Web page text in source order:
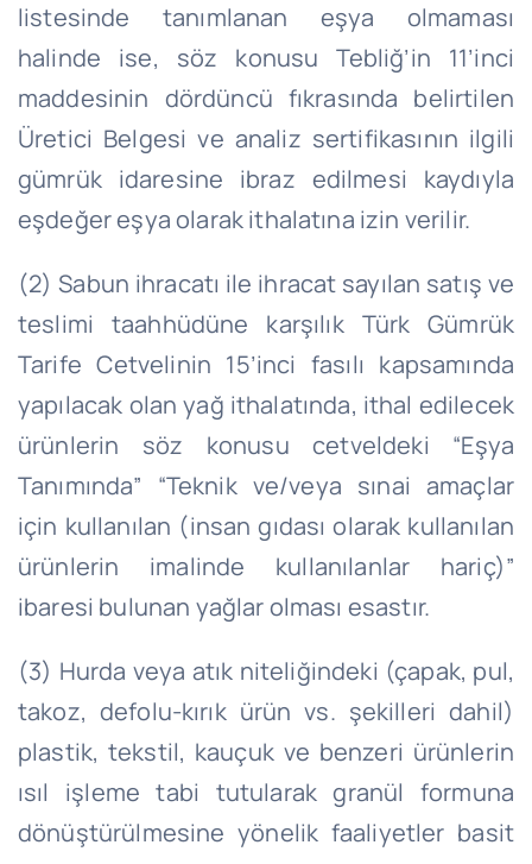
listesinde tanımlanan eşya olmaması
halinde ise, söz konusu Tebliğ’in 11’inci
maddesinin dördüncü fıkrasında belirtilen
Üretici Belgesi ve analiz sertifikasının ilgili
gümrük idaresine ibraz edilmesi kaydıyla
eşdeğer eşya olarak ithalatına izin verilir.
(2) Sabun ihracatı ile ihracat sayılan satış ve
teslimi taahhüdüne karşılık Türk Gümrük
Tarife Cetvelinin 15’inci fasılı kapsamında
yapılacak olan yağ ithalatında, ithal edilecek
ürünlerin söz konusu cetveldeki “Eşya
Tanımında” “Teknik ve/veya sınai amaçlar
için kullanılan (insan gıdası olarak kullanılan
ürünlerin imalinde kullanılanlar hariç)”
ibaresi bulunan yağlar olması esastır.
(3) Hurda veya atık niteliğindeki (çapak, pul,
takoz, defolu-kırık ürün vs. şekilleri dahil)
plastik, tekstil, kauçuk ve benzeri ürünlerin
ısıl işleme tabi tutularak granül formuna
dönüştürülmesine yönelik faaliyetler basit